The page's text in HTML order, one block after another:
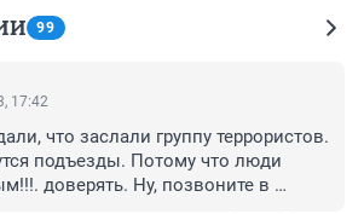
99
17:42
что заслали группу террористов.
подъезды. Потому что люди
доверять. Ну, позвоните в